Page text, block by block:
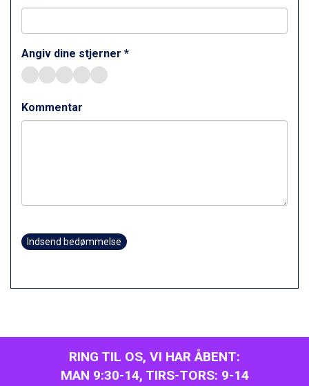
Sölden fra DKK 8.445
Passo Tonale fra DKK 3.795
Saalbach fra DKK 5.945
Champoluc fra DKK 3.795
Sestriere fra DKK 4.395
Ischgl fra DKK 7.095
Ponte di Legno fra DKK 4.745
Alleghe fra DKK 5.595
Sauze dOulx fra DKK 4.045
Bad Hofgastein fra DKK 5.495
Passo Tonale fra DKK 3.795
Saalbach fra DKK 5.945
Angiv dine stjerner *
Kommentar
Indsend bedømmelse
RING TIL OS, VI HAR ÅBENT:
MAN 9:30-14, TIRS-TORS: 9-14